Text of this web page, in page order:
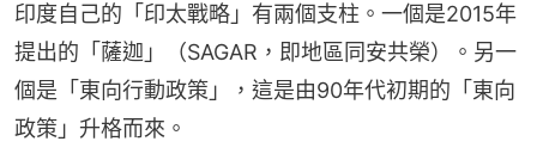
印度自己的「印太戰略」有兩個支柱。一個是2015年
提出的「薩迦」（SAGAR，即地區同安共榮）。另一
個是「東向行動政策」，這是由90年代初期的「東向
政策」升格而來。